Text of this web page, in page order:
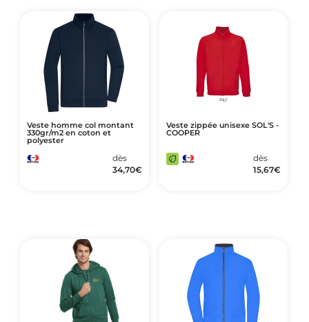
Veste homme col montant
330gr/m2 en coton et
polyester
dès
34,70€
Veste zippée unisexe SOL'S -
COOPER
dès
15,67€